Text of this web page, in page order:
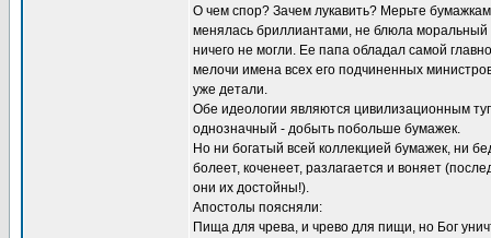
О чем спор? Зачем лукавить? Мерьте
менялась бриллиантами, не блюла моральный
ничего не могли. Ее папа обладал самой
мелочи имена всех его подчиненных
уже детали.
Обе идеологии являются цивилизационным
однозначный - добыть побольше бумажек.
Но ни богатый всей коллекцией бумажек, ни
болеет, коченеет, разлагается и воняет
они их достойны!).
Апостолы поясняли:
Пища для чрева, и чрево для пищи, но Бог